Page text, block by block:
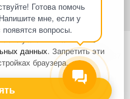
Готова помочь
мне, если у
появятся вопросы.
характер и не является
положениями статьи 437
о характеристиках и
условия доставки может
Информация по ценам,
и пользовательских
необходимых для
работы сайта и сервиса
условияПолитики в
данных. Запретить эти
браузера.